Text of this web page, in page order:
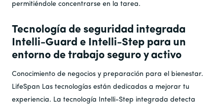
permitiéndole concentrarse en la tarea.
Tecnología de seguridad integrada
Intelli-Guard e Intelli-Step para un
entorno de trabajo seguro y activo
Conocimiento de negocios y preparación para el bienestar.
LifeSpan Las tecnologías están dedicadas a mejorar tu
experiencia. La tecnología Intelli-Step integrada detecta